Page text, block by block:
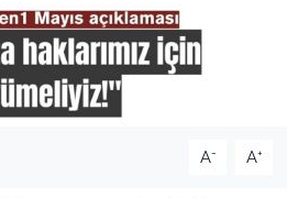
A- A+